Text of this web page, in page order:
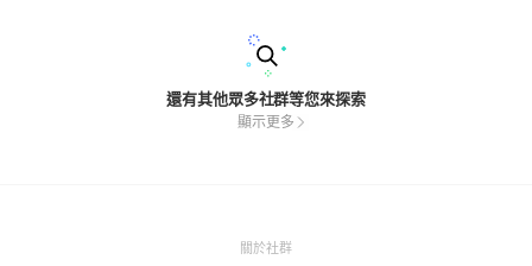
還有其他眾多社群等您來探索
顯示更多
關於社群(Open